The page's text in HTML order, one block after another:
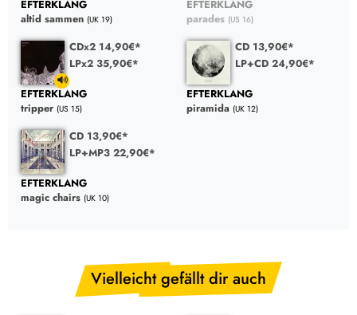
EFTERKLANG
altid sammen (UK 19)
EFTERKLANG
parades (US 16)
CDx2 14,90€*
LPx2 35,90€*
EFTERKLANG
tripper (US 15)
CD 13,90€*
LP+CD 24,90€*
EFTERKLANG
piramida (UK 12)
CD 13,90€*
LP+MP3 22,90€*
EFTERKLANG
magic chairs (UK 10)
Vielleicht gefällt dir auch